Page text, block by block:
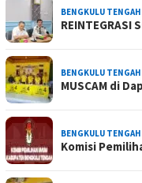
BENGKULU TENGAH
BENGKULU TENGAH
BENGKULU TENGAH